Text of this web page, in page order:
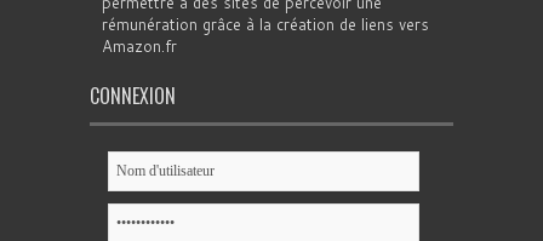
rémunération grâce à la création de liens vers
Amazon.fr
CONNEXION